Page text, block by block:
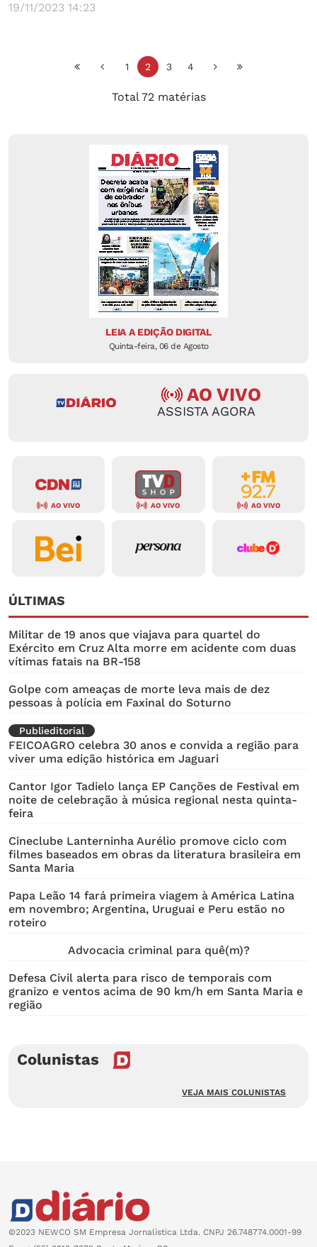
19/11/2023 14:23
1 2 3 4
Total 72 matérias
LEIA A EDIÇÃO DIGITAL
Quinta-feira, 06 de Agosto
AO VIVO
ASSISTA AGORA
AO VIVO AO VIVO AO VIVO
ÚLTIMAS
Militar de 19 anos que viajava para quartel do
Exército em Cruz Alta morre em acidente com duas
vítimas fatais na BR-158
Golpe com ameaças de morte leva mais de dez
pessoas à polícia em Faxinal do Soturno
Publieditorial
FEICOAGRO celebra 30 anos e convida a região para
viver uma edição histórica em Jaguari
Cantor Igor Tadielo lança EP Canções de Festival em
noite de celebração à música regional nesta quinta-
feira
Cineclube Lanterninha Aurélio promove ciclo com
filmes baseados em obras da literatura brasileira em
Santa Maria
Papa Leão 14 fará primeira viagem à América Latina
em novembro; Argentina, Uruguai e Peru estão no
roteiro
Advocacia criminal para quê(m)?
Defesa Civil alerta para risco de temporais com
granizo e ventos acima de 90 km/h em Santa Maria e
região
Colunistas
VEJA MAIS COLUNISTAS
©2023 NEWCO SM Empresa Jornalística Ltda. CNPJ 26.748774.0001-99